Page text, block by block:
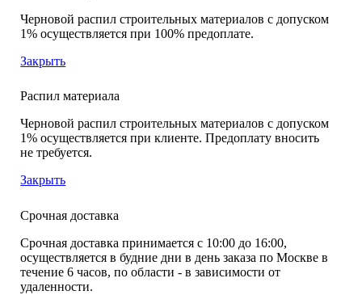
Черновой распил строительных материалов с допуском
1% осуществляется при 100% предоплате.
Закрыть
Распил материала
Черновой распил строительных материалов с допуском
1% осуществляется при клиенте. Предоплату вносить
не требуется.
Закрыть
Срочная доставка
Срочная доставка принимается с 10:00 до 16:00,
осуществляется в будние дни в день заказа по Москве в
течение 6 часов, по области - в зависимости от
удаленности.